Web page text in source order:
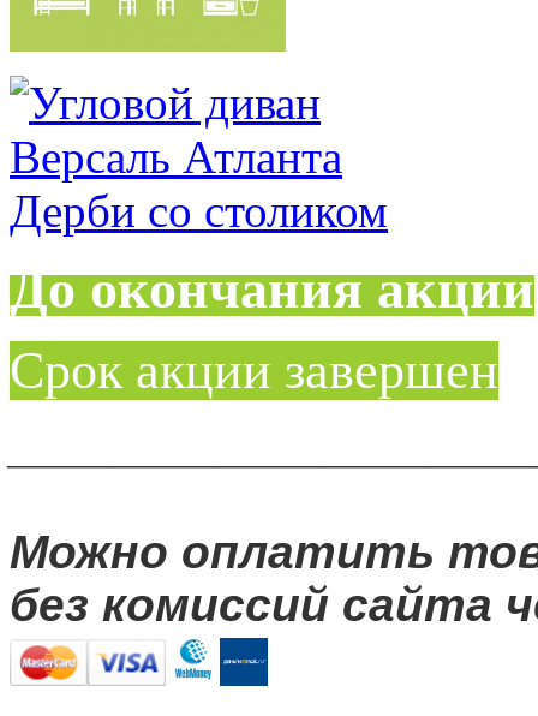
До окончания акции
Срок акции завершен
Можно оплатить
без комиссий сайта